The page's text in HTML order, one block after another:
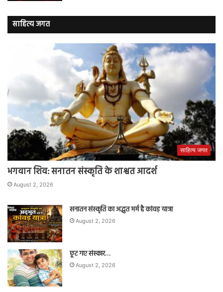
साहित्य जगत
साहित्य जगत
भगवान शिव: सनातन संस्कृति के शाश्वत आदर्श
August 2, 2026
सनातन संस्कृति का अद्भुत मर्म है कांवड़ यात्रा
August 2, 2026
छूट गए संस्कार…
August 2, 2026